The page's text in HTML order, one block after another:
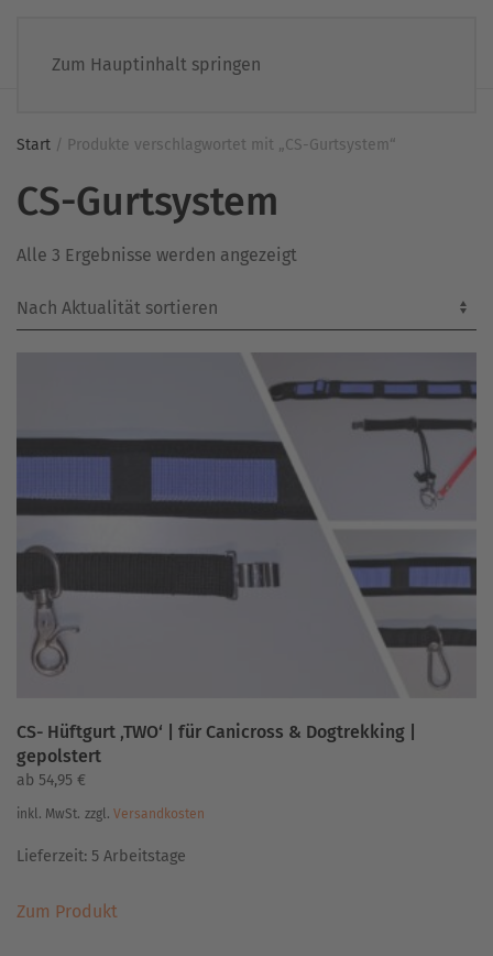
Zum Hauptinhalt springen
Start / Produkte verschlagwortet mit „CS-Gurtsystem“
CS-Gurtsystem
Alle 3 Ergebnisse werden angezeigt
CS- Hüftgurt ‚TWO‘ | für Canicross & Dogtrekking |
gepolstert
ab 54,95 €
inkl. MwSt. zzgl. Versandkosten
Lieferzeit: 5 Arbeitstage
Zum ProduktProdukt